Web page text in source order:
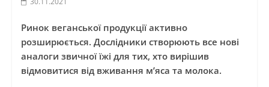
Ринок веганської продукції активно
розширюється. Дослідники створюють все нові
аналоги звичної їжі для тих, хто вирішив
відмовитися від вживання м’яса та молока.